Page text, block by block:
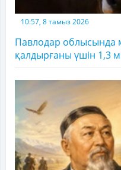
10:57, 8 тамыз 2026
Павлодар облысында
қалдырғаны үшін 1,3